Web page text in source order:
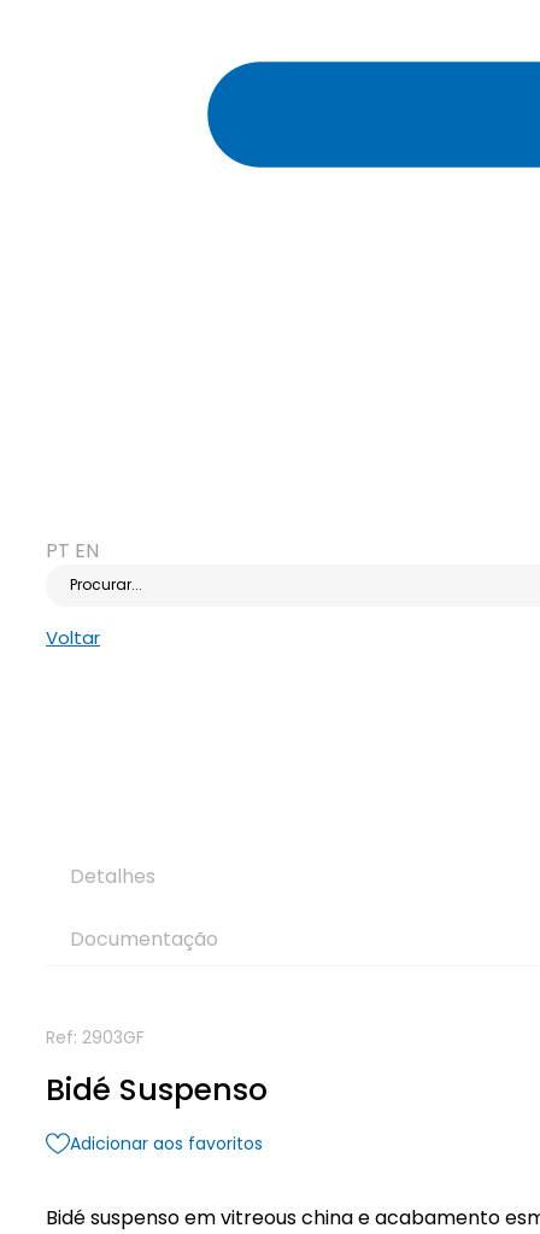
PT EN
Procurar...
Voltar
Detalhes
Documentação
Ref: 2903GF
Bidé Suspenso
Adicionar aos favoritos
Bidé suspenso em vitreous china e acabamento